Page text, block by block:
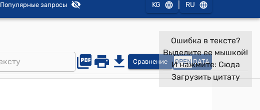
Популярные запросы KG RU
Сравнение OPEN DATA
Ошибка в тексте?
Выделите ее мышкой!
И нажмите: Сюда
Загрузить цитату